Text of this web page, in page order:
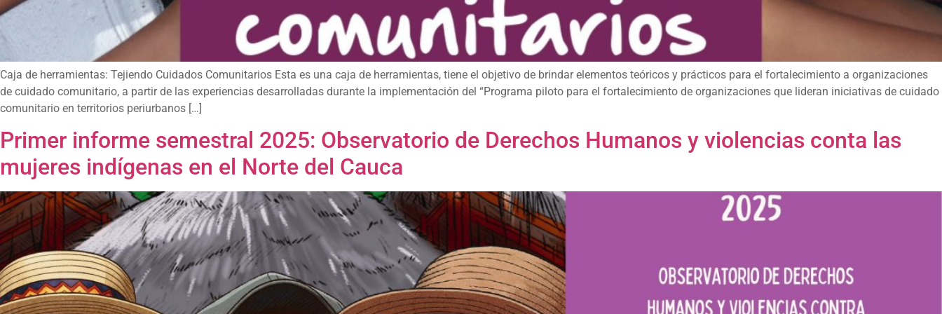
Caja de herramientas: Tejiendo Cuidados Comunitarios Esta es una caja de herramientas, tiene el objetivo de brindar elementos teóricos y prácticos para el fortalecimiento a organizaciones
de cuidado comunitario, a partir de las experiencias desarrolladas durante la implementación del “Programa piloto para el fortalecimiento de organizaciones que lideran iniciativas de cuidado
comunitario en territorios periurbanos […]
Primer informe semestral 2025: Observatorio de Derechos Humanos y violencias conta las
mujeres indígenas en el Norte del Cauca